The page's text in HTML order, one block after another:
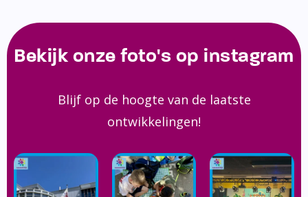
Bekijk onze foto's op instagram
Blijf op de hoogte van de laatste
ontwikkelingen!